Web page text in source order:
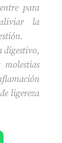
para
la
digestivo,
ligereza